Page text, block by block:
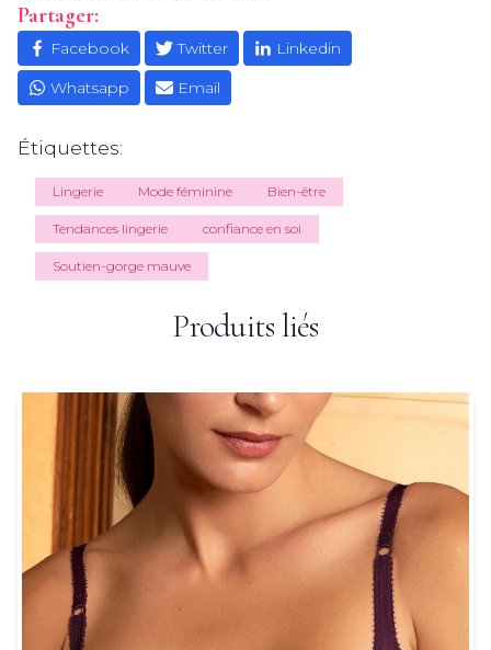
Partager:
Facebook Twitter
Linkedin
Whatsapp
Email
Étiquettes:
Lingerie Mode féminine Bien-être
Tendances lingerie confiance en soi
Soutien-gorge mauve
Produits liés